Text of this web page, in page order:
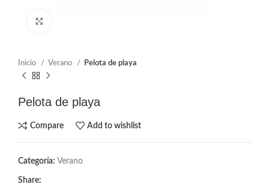
Inicio Verano Pelota de playa
Pelota de playa
Compare Add to wishlist
Categoría: Verano
Share: